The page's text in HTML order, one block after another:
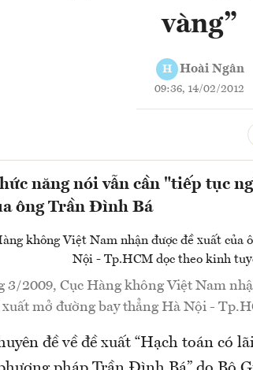
vàng”
H Hoài Ngân
09:36, 14/02/2012
năng nói vẫn cần "tiếp tục
ông Trần Đình Bá
3/2009, Cục Hàng không Việt Nam
xuất mở đường bay thẳng Hà Nội -
đề về đề xuất “Hạch toán có